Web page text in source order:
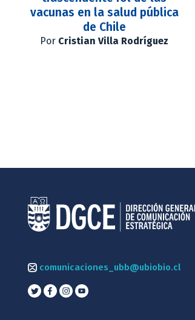
vacunas en la salud pública
de Chile
Por Cristian Villa Rodríguez
comunicaciones_ubb@ubiobio.cl